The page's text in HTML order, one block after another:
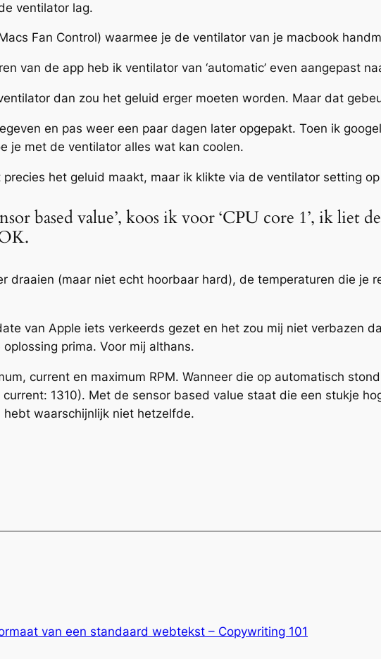
ventilator lag.
Fan Control) waarmee je de ventilator van je macbook
van de app heb ik ventilator van ‘automatic’ even aangepast
dan zou het geluid erger moeten worden. Maar dat
en pas weer een paar dagen later opgepakt. Toen ik
je met de ventilator alles wat kan coolen.
het geluid maakt, maar ik klikte via de ventilator setting op
based value’, koos ik voor ‘CPU core 1’, ik liet
draaien (maar niet echt hoorbaar hard), de temperaturen die je
van Apple iets verkeerds gezet en het zou mij niet verbazen
prima. Voor mij althans.
current en maximum RPM. Wanneer die op automatisch
1310). Met de sensor based value staat die een stukje
waarschijnlijk niet hetzelfde.
van een standaard webtekst – Copywriting 101